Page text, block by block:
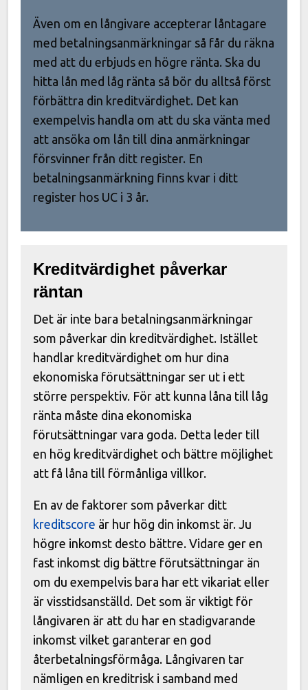
Även om en långivare accepterar låntagare
med betalningsanmärkningar så får du räkna
med att du erbjuds en högre ränta. Ska du
hitta lån med låg ränta så bör du alltså först
förbättra din kreditvärdighet. Det kan
exempelvis handla om att du ska vänta med
att ansöka om lån till dina anmärkningar
försvinner från ditt register. En
betalningsanmärkning finns kvar i ditt
register hos UC i 3 år.
Kreditvärdighet påverkar
räntan
Det är inte bara betalningsanmärkningar
som påverkar din kreditvärdighet. Istället
handlar kreditvärdighet om hur dina
ekonomiska förutsättningar ser ut i ett
större perspektiv. För att kunna låna till låg
ränta måste dina ekonomiska
förutsättningar vara goda. Detta leder till
en hög kreditvärdighet och bättre möjlighet
att få låna till förmånliga villkor.
En av de faktorer som påverkar ditt
kreditscore är hur hög din inkomst är. Ju
högre inkomst desto bättre. Vidare ger en
fast inkomst dig bättre förutsättningar än
om du exempelvis bara har ett vikariat eller
är visstidsanställd. Det som är viktigt för
långivaren är att du har en stadigvarande
inkomst vilket garanterar en god
återbetalningsförmåga. Långivaren tar
nämligen en kreditrisk i samband med